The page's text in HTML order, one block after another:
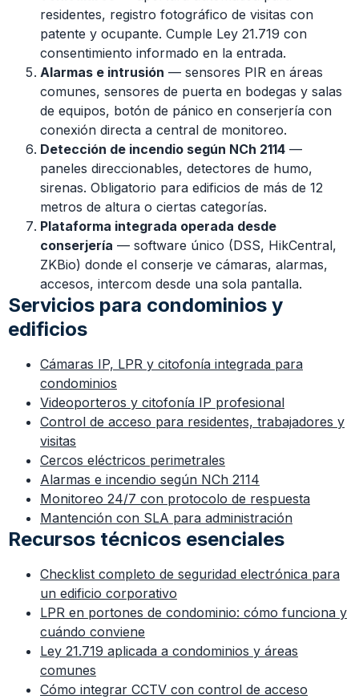
residentes, registro fotográfico de visitas con
patente y ocupante. Cumple Ley 21.719 con
consentimiento informado en la entrada.
Alarmas e intrusión — sensores PIR en áreas
comunes, sensores de puerta en bodegas y salas
de equipos, botón de pánico en conserjería con
conexión directa a central de monitoreo.
Detección de incendio según NCh 2114 —
paneles direccionables, detectores de humo,
sirenas. Obligatorio para edificios de más de 12
metros de altura o ciertas categorías.
Plataforma integrada operada desde
conserjería — software único (DSS, HikCentral,
ZKBio) donde el conserje ve cámaras, alarmas,
accesos, intercom desde una sola pantalla.
Servicios para condominios y
edificios
Cámaras IP, LPR y citofonía integrada para
condominios
Videoporteros y citofonía IP profesional
Control de acceso para residentes, trabajadores y
visitas
Cercos eléctricos perimetrales
Alarmas e incendio según NCh 2114
Monitoreo 24/7 con protocolo de respuesta
Mantención con SLA para administración
Recursos técnicos esenciales
Checklist completo de seguridad electrónica para
un edificio corporativo
LPR en portones de condominio: cómo funciona y
cuándo conviene
Ley 21.719 aplicada a condominios y áreas
comunes
Cómo integrar CCTV con control de acceso